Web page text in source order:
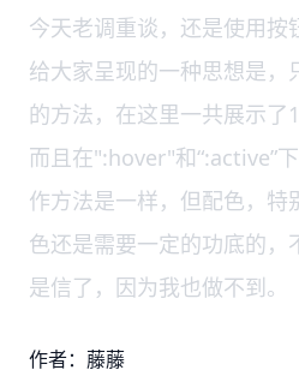
今天老调重谈，还是使用按
给大家呈现的一种思想是，
的方法，在这里一共展示了
而且在":hover"和“:active”
作方法是一样，但配色，
色还是需要一定的功底的，
是信了，因为我也做不到。
作者：藤藤